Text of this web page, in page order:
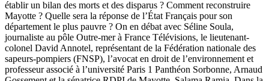
établir un bilan des morts et des disparus ? Comment reconstruire
Mayotte ? Quelle sera la réponse de l’État Français pour son
département le plus pauvre ? On en débat avec Séline Soula,
journaliste au pôle Outre-mer à France Télévisions, le lieutenant-
colonel David Annotel, représentant de la Fédération nationale des
sapeurs-pompiers (FNSP), l’avocat en droit de l’environnement et
professeur associé à l’université Paris 1 Panthéon Sorbonne, Arnaud